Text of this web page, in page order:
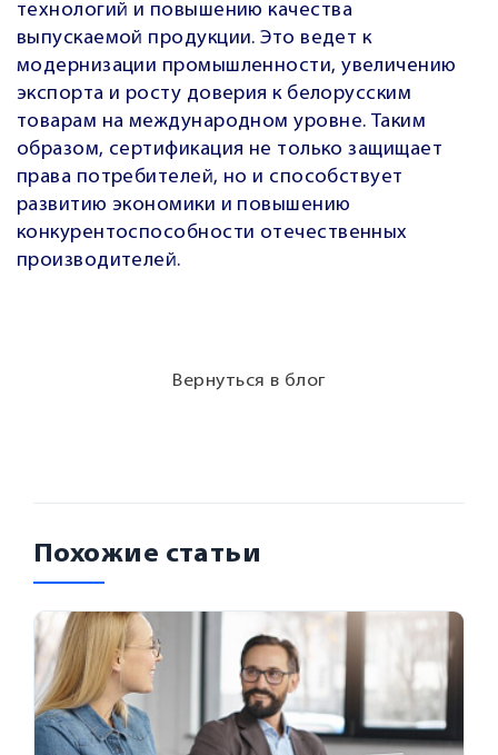
технологий и повышению качества
выпускаемой продукции. Это ведет к
модернизации промышленности, увеличению
экспорта и росту доверия к белорусским
товарам на международном уровне. Таким
образом, сертификация не только защищает
права потребителей, но и способствует
развитию экономики и повышению
конкурентоспособности отечественных
производителей.
Вернуться в блог
Похожие статьи